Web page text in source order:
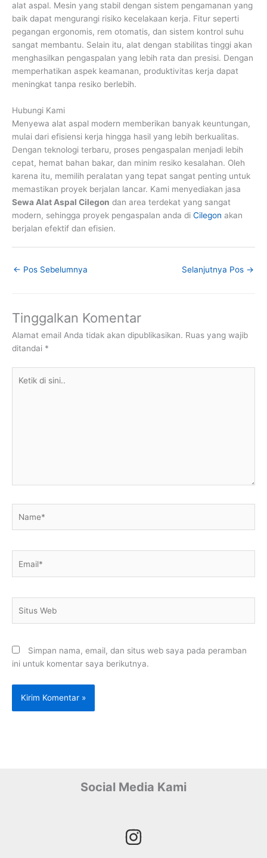
alat aspal. Mesin yang stabil dengan sistem pengamanan yang
baik dapat mengurangi risiko kecelakaan kerja. Fitur seperti
pegangan ergonomis, rem otomatis, dan sistem kontrol suhu
sangat membantu. Selain itu, alat dengan stabilitas tinggi akan
menghasilkan pengaspalan yang lebih rata dan presisi. Dengan
memperhatikan aspek keamanan, produktivitas kerja dapat
meningkat tanpa resiko berlebih.
Hubungi Kami
Menyewa alat aspal modern memberikan banyak keuntungan,
mulai dari efisiensi kerja hingga hasil yang lebih berkualitas.
Dengan teknologi terbaru, proses pengaspalan menjadi lebih
cepat, hemat bahan bakar, dan minim resiko kesalahan. Oleh
karena itu, memilih peralatan yang tepat sangat penting untuk
memastikan proyek berjalan lancar. Kami menyediakan jasa
Sewa Alat Aspal Cilegon dan area terdekat yang sangat
modern, sehingga proyek pengaspalan anda di Cilegon akan
berjalan efektif dan efisien.
← Pos Sebelumnya Selanjutnya Pos →
Tinggalkan Komentar
Alamat email Anda tidak akan dipublikasikan. Ruas yang wajib
ditandai *
Web
Simpan nama, email, dan situs web saya pada peramban
ini untuk komentar saya berikutnya.
Social Media Kami